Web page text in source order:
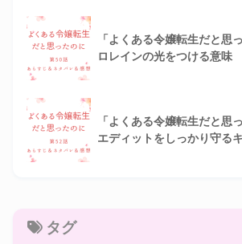
「よくある令嬢転生だと思
ロレインの光をつける意味
「よくある令嬢転生だと思
エディットをしっかり守る
タグ